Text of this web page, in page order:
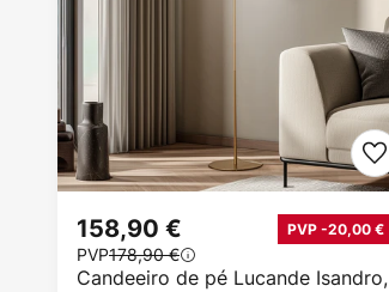
Candeeiro de pé Lucande Isandro,
158,90 € PVP -20,00 €
PVP178,90 €